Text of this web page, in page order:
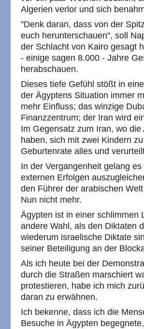
Algerien verlor und sich
"Denk daran, dass von der
euch herunterschauen", soll
der Schlacht von Kairo gesagt
- einige sagen 8.000 - Jahre
herabschauen.
Dieses tiefe Gefühl stößt in
der Ägyptens Situation immer
mehr Einfluss; das winzige
Finanzzentrum; der Iran wird
Im Gegensatz zum Iran, wo
haben, sich mit zwei Kindern
Geburtenrate alles und
In der Vergangenheit gelang
externen Erfolgen
den Führer der arabischen
Nun nicht mehr.
Ägypten ist in einer schlimmen
andere Wahl, als den Diktaten
wiederum israelische Diktate
seiner Beteiligung an der
Als ich heute bei der
durch die Straßen marschiert
protestieren, habe ich mich
daran zu erwähnen.
Ich bekenne, dass ich die
Besuche in Ägypten